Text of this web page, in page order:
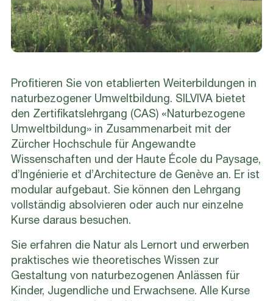
Profitieren Sie von etablierten Weiterbildungen in
naturbezogener Umweltbildung. SILVIVA bietet
den Zertifikatslehrgang (CAS) «Naturbezogene
Umweltbildung» in Zusammenarbeit mit der
Zürcher Hochschule für Angewandte
Wissenschaften und der Haute École du Paysage,
d’Ingénierie et d’Architecture de Genève an. Er ist
modular aufgebaut. Sie können den Lehrgang
vollständig absolvieren oder auch nur einzelne
Kurse daraus besuchen.
Sie erfahren die Natur als Lernort und erwerben
praktisches wie theoretisches Wissen zur
Gestaltung von naturbezogenen Anlässen für
Kinder, Jugendliche und Erwachsene. Alle Kurse